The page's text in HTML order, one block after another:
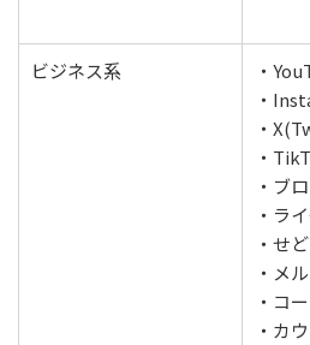
ビジネス系
・
・
・
・
・ブ
・ラ
・せ
・メ
・コ
・カ